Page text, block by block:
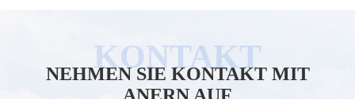
NEHMEN SIE KONTAKT MIT
ANERN AUF